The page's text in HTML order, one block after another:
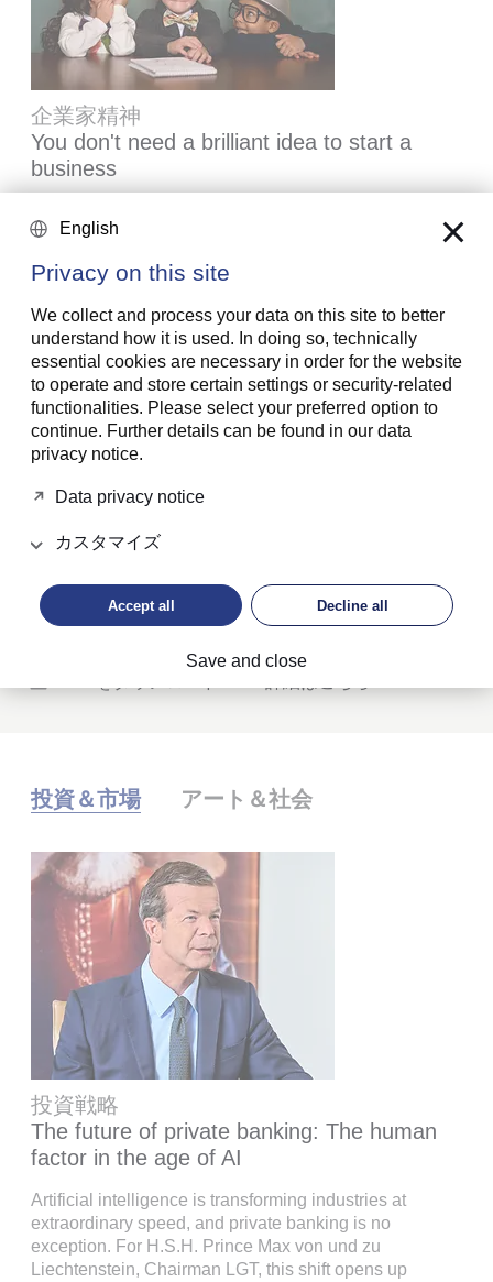
企業家精神
You don't need a brilliant idea to start a
business
that one brilliant idea. But successful businesses rarely
with a feel for the market, curiosity and the courage to
2026年7月16日
詳細はこちら
Global Investment Outlook 2026
2026年中間レビュー：転換点を迎えて
世界経済は現在、再調整の局面にあります。これは投
社の「2026年上半期グローバル投資の見通し」をご覧
ください。
投資＆市場 アート＆社会
投資戦略
The future of private banking: The human
factor in the age of AI
Artificial intelligence is transforming industries at
extraordinary speed, and private banking is no
exception. For H.S.H. Prince Max von und zu
Liechtenstein, Chairman LGT, this shift opens up
English
Privacy on this site
We collect and process your data on this site to better
understand how it is used. In doing so, technically
essential cookies are necessary in order for the website
to operate and store certain settings or security-related
functionalities. Please select your preferred option to
continue. Further details can be found in our data
privacy notice.
Data privacy notice
カスタマイズ
Accept all Decline all
Save and close